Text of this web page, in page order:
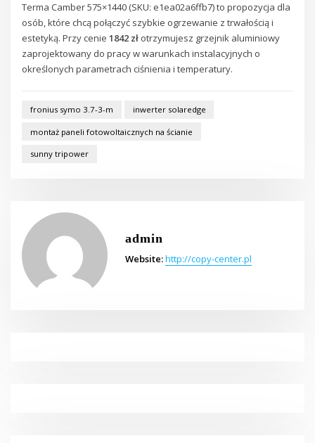
Terma Camber 575×1440 (SKU: e1ea02a6ffb7) to propozycja dla
osób, które chcą połączyć szybkie ogrzewanie z trwałością i
estetyką. Przy cenie1842 zł otrzymujesz grzejnik aluminiowy
zaprojektowany do pracy w warunkach instalacyjnych o
określonych parametrach ciśnienia i temperatury.
fronius symo 3.7-3-m inwerter solaredge
montaż paneli fotowoltaicznych na ścianie
sunny tripower
admin
Website:http://copy-center.pl